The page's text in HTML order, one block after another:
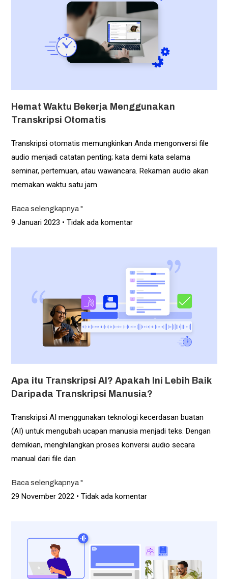
Hemat Waktu Bekerja Menggunakan
Transkripsi Otomatis
Transkripsi otomatis memungkinkan Anda mengonversi file
audio menjadi catatan penting; kata demi kata selama
seminar, pertemuan, atau wawancara. Rekaman audio akan
memakan waktu satu jam
Baca selengkapnya "
9 Januari 2023 Tidak ada komentar
Apa itu Transkripsi AI? Apakah Ini Lebih Baik
Daripada Transkripsi Manusia?
Transkripsi AI menggunakan teknologi kecerdasan buatan
(AI) untuk mengubah ucapan manusia menjadi teks. Dengan
demikian, menghilangkan proses konversi audio secara
manual dari file dan
Baca selengkapnya "
29 November 2022 Tidak ada komentar